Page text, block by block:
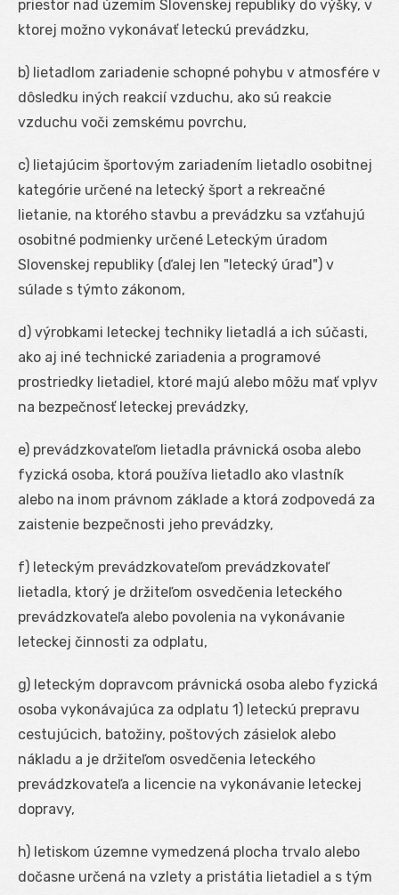
priestor nad územím Slovenskej republiky do výšky, v
ktorej možno vykonávať leteckú prevádzku,
b) lietadlom zariadenie schopné pohybu v atmosfére v
dôsledku iných reakcií vzduchu, ako sú reakcie
vzduchu voči zemskému povrchu,
c) lietajúcim športovým zariadením lietadlo osobitnej
kategórie určené na letecký šport a rekreačné
lietanie, na ktorého stavbu a prevádzku sa vzťahujú
osobitné podmienky určené Leteckým úradom
Slovenskej republiky (ďalej len "letecký úrad") v
súlade s týmto zákonom,
d) výrobkami leteckej techniky lietadlá a ich súčasti,
ako aj iné technické zariadenia a programové
prostriedky lietadiel, ktoré majú alebo môžu mať vplyv
na bezpečnosť leteckej prevádzky,
e) prevádzkovateľom lietadla právnická osoba alebo
fyzická osoba, ktorá používa lietadlo ako vlastník
alebo na inom právnom základe a ktorá zodpovedá za
zaistenie bezpečnosti jeho prevádzky,
f) leteckým prevádzkovateľom prevádzkovateľ
lietadla, ktorý je držiteľom osvedčenia leteckého
prevádzkovateľa alebo povolenia na vykonávanie
leteckej činnosti za odplatu,
g) leteckým dopravcom právnická osoba alebo fyzická
osoba vykonávajúca za odplatu 1) leteckú prepravu
cestujúcich, batožiny, poštových zásielok alebo
nákladu a je držiteľom osvedčenia leteckého
prevádzkovateľa a licencie na vykonávanie leteckej
dopravy,
h) letiskom územne vymedzená plocha trvalo alebo
dočasne určená na vzlety a pristátia lietadiel a s tým